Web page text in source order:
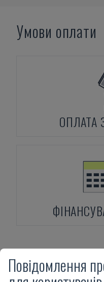
Умови оплати
ОПЛАТА
Продукти
Повідомлення